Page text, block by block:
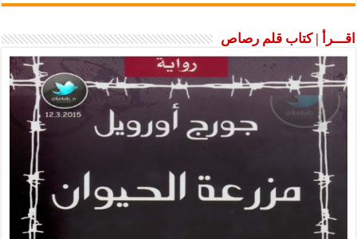
اقـــرأ | كتاب قلم رصاص